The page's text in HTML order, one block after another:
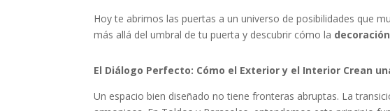
Hoy te abrimos las puertas a un universo de posibilidades que
más allá del umbral de tu puerta y descubrir cómo la
El Diálogo Perfecto: Cómo el Exterior y el Interior Crean
Un espacio bien diseñado no tiene fronteras abruptas. La